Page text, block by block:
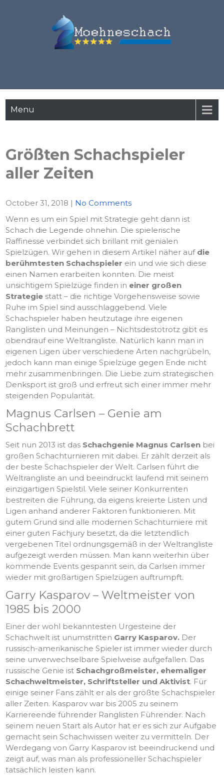
Menu
Größten Schachspieler
aller Zeiten
October 31, 2018 | No Comments
Wenn es um ein Spiel mit Strategie geht dann ist
Schach die Legende ohnehin. Die spielerische
Raffinesse verbindet sich brillant mit genialen
Spielzügen. Wir gehen in diesem Artikel näher auf die
berühmtesten Schachspieler ein und wie sich diese
einen Namen erarbeiten konnten. Die meist
unsichtigem Spielzüge finden in einer großen
Strategie statt – die richtige Vorgehensweise sowie
Ruhe im Spiel sind ausschlaggebend. Viele
Schachspieler haben heutzutage ihre eigenen
Ranglisten und Meinungen – Nichtsdestotrotz gibt es
obendrauf eine Weltrangliste. Natürlich kann man in
eigenen Ligen über verschiedene Arten nachgrübeln,
jedoch kann man einige Spielzüge gegen Ende nicht
mehr zusammenbringen. Die Liebe zum strategischen
Denksport ist groß und erfreut sich einer immer mehr
steigenden Popularität.
Magnus Carlsen – Genie am
Schachbrett
Seit nun 2013 ist das Schachgenie Magnus Carlsen bei
großen Schachturnieren mit dabei. Er zählt derzeit als
der beste Schachspieler der Welt. Carlsen führt die
Weltrangliste an und beeindruckt laufend mit seinem
einzigartigen Spielstil. Viele seiner Konkurrenten
bestreiten die Führung, da eigens kreierte Listen und
Ligen anhand anderer Faktoren funktionieren. Mit
gutem Grund sind alle modernen Schachturniere mit
einer guten Fachjury besetzt, da die letztendlich
vergebenen Titel ordnungsgemäß in der Weltrangliste
aufgezeigt werden müssen. Man kann weiterhin über
kommende Events gespannt sein, da Carlsen immer
wieder mit großartigen Spielzügen auftrumpft.
Garry Kasparov – Weltmeister von
1985 bis 2000
Einer der wohl bekanntesten Urgesteine der
Schachwelt ist unumstritten Garry Kasparov. Der
russisch-amerikanische Spieler ist immer wieder durch
seine unverwechselbare Spielweise aufgefallen. Das
russische Genie ist Schachgroßmeister, ehemaliger
Schachweltmeister, Schriftsteller und Aktivist. Für
einige seiner Fans zählt er als der größte Schachspieler
aller Zeiten. Kasparov war bis 2005 zu seinem
Karriereende führender Ranglisten Führender. Nach
seinem neuen Start als Autor hat er es sich zur Aufgabe
gemacht sein Schachwissen weiter zu vermitteln. Der
Werdegang von Garry Kasparov ist beeindruckend und
zeigt auf, was man als professioneller Schachspieler
tatsächlich leisten kann.